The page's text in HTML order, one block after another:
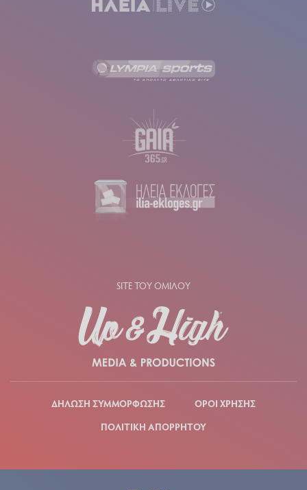
SITE ΤΟΥ ΟΜΙΛΟΥ
ΔΗΛΩΣΗ ΣΥΜΜΟΡΦΩΣΗΣ
ΟΡΟΙ ΧΡΗΣΗΣ
ΠΟΛΙΤΙΚΗ ΑΠΟΡΡΗΤΟΥ